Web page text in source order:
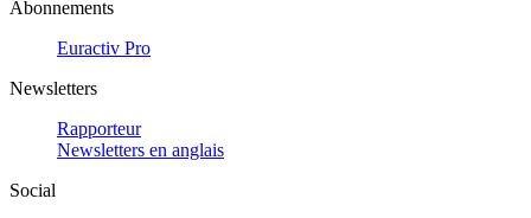
Abonnements
Euractiv Pro
Newsletters
Rapporteur
Newsletters en anglais
Social